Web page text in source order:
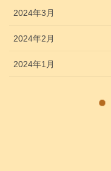
2024年3月
2024年2月
2024年1月